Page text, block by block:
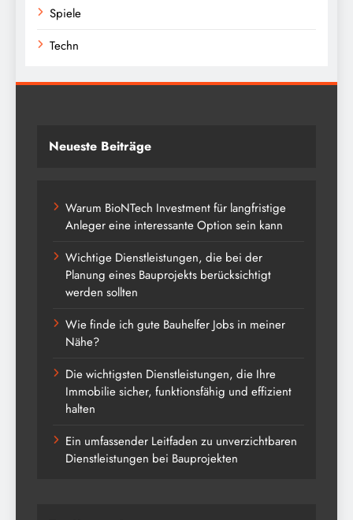
Spiele
Techn
Neueste Beiträge
Warum BioNTech Investment für langfristige
Anleger eine interessante Option sein kann
Wichtige Dienstleistungen, die bei der
Planung eines Bauprojekts berücksichtigt
werden sollten
Wie finde ich gute Bauhelfer Jobs in meiner
Nähe?
Die wichtigsten Dienstleistungen, die Ihre
Immobilie sicher, funktionsfähig und effizient
halten
Ein umfassender Leitfaden zu unverzichtbaren
Dienstleistungen bei Bauprojekten